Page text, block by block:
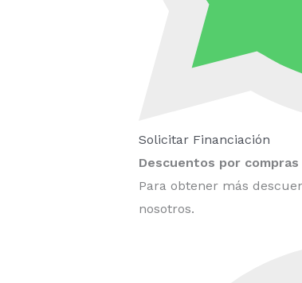
Solicitar Financiación
Descuentos por
Para obtener más
nosotros.